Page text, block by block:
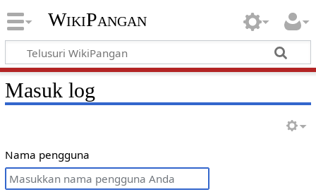
WikiPangan
Masuk log
Nama pengguna